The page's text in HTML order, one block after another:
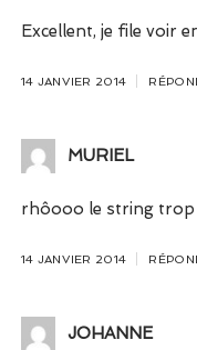
Excellent, je file voir
14 JANVIER 2014
MURIEL
rhôooo le string
14 JANVIER 2014
JOHANNE